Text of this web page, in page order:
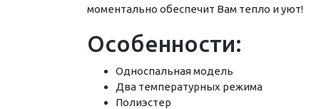
моментально обеспечит Вам тепло и уют!
Особенности:
Односпальная модель
Два температурных режима
Полиэстер